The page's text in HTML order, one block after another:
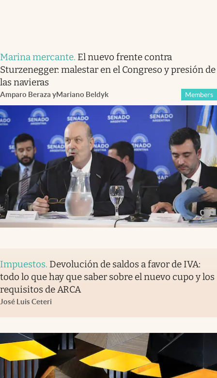
Marina mercante. El nuevo frente contra
Sturzenegger: malestar en el Congreso y presión de
las navieras
Amparo Beraza yMariano Beldyk Members
Impuestos. Devolución de saldos a favor de IVA:
todo lo que hay que saber sobre el nuevo cupo y los
requisitos de ARCA
José Luis Ceteri